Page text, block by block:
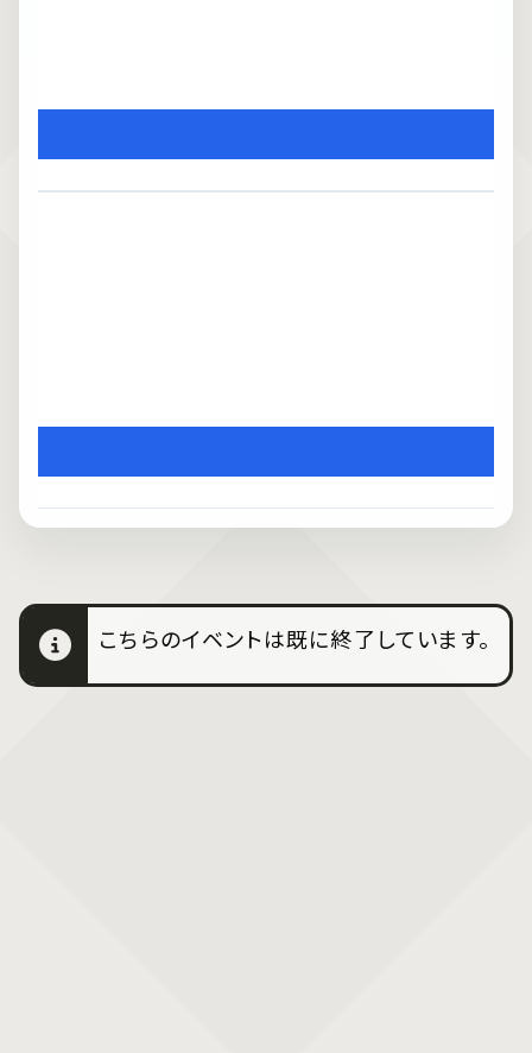
こちらのイベントは既に終了しています。